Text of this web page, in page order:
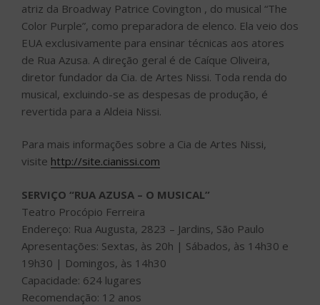
atriz da Broadway Patrice Covington , do musical “The
Color Purple”, como preparadora de elenco. Ela veio dos
EUA exclusivamente para ensinar técnicas aos atores
de Rua Azusa. A direção geral é de Caíque Oliveira,
diretor fundador da Cia. de Artes Nissi. Toda renda do
musical, excluindo-se as despesas de produção, é
revertida para a Aldeia Nissi.
Para mais informações sobre a Cia de Artes Nissi,
visite http://site.cianissi.com
SERVIÇO “RUA AZUSA – O MUSICAL”
Teatro Procópio Ferreira
Endereço: Rua Augusta, 2823 – Jardins, São Paulo
Apresentações: Sextas, às 20h | Sábados, às 14h30 e
19h30 | Domingos, às 14h30
Capacidade: 624 lugares
Recomendação: 12 anos